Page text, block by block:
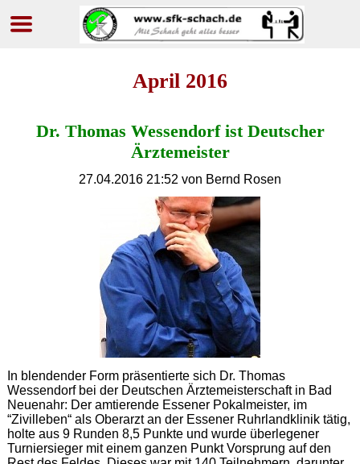
April 2016
Dr. Thomas Wessendorf ist Deutscher
Ärztemeister
27.04.2016 21:52 von Bernd Rosen
In blendender Form präsentierte sich Dr. Thomas
Wessendorf bei der Deutschen Ärztemeisterschaft in Bad
Neuenahr: Der amtierende Essener Pokalmeister, im
“Zivilleben“ als Oberarzt an der Essener Ruhrlandklinik tätig,
holte aus 9 Runden 8,5 Punkte und wurde überlegener
Turniersieger mit einem ganzen Punkt Vorsprung auf den